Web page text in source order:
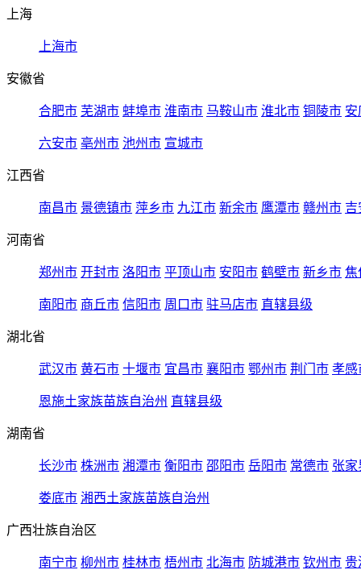
上海
上海市
安徽省
合肥市 芜湖市 蚌埠市 淮南市 马鞍山市 淮北市 铜陵市 安
六安市 亳州市 池州市 宣城市
江西省
南昌市 景德镇市 萍乡市 九江市 新余市 鹰潭市 赣州市 吉
河南省
郑州市 开封市 洛阳市 平顶山市 安阳市 鹤壁市 新乡市 焦
南阳市 商丘市 信阳市 周口市 驻马店市 直辖县级
湖北省
武汉市 黄石市 十堰市 宜昌市 襄阳市 鄂州市 荆门市 孝感
恩施土家族苗族自治州 直辖县级
湖南省
长沙市 株洲市 湘潭市 衡阳市 邵阳市 岳阳市 常德市 张家
娄底市 湘西土家族苗族自治州
广西壮族自治区
南宁市 柳州市 桂林市 梧州市 北海市 防城港市 钦州市 贵